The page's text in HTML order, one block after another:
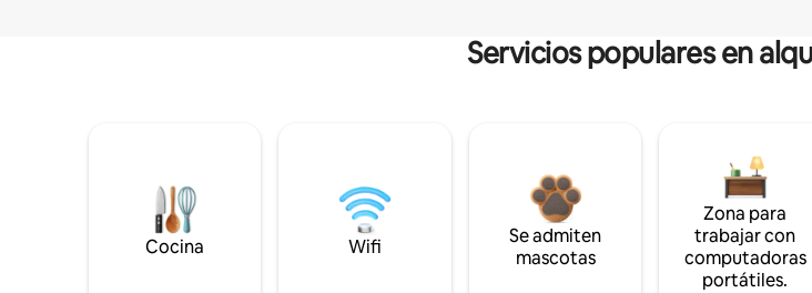
Servicios populares en
Cocina Wifi
Se admiten
mascotas
Zona para
trabajar con
computadoras
portátiles.